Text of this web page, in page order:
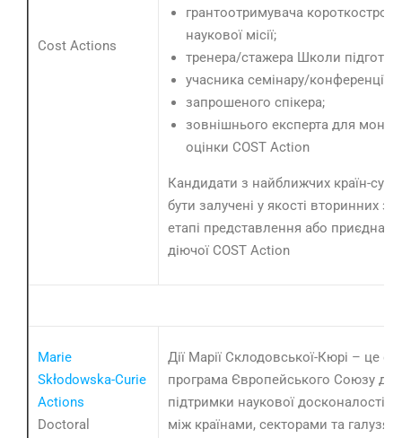
Cost Actions
грантоотримувача
наукової місії;
тренера/стажера Школи
учасника семінару/конференції;
запрошеного спікера;
зовнішнього експерта для
оцінки COST Action
Кандидати з найближчих країн-
бути залучені у якості вторинних
етапі представлення або
діючої COST Action
Marie
Skłodowska-Curie
Actions
Doctoral
Дії Марії Склодовської-Кюрі – це
програма Європейського Союзу для
підтримки наукової досконалості
між країнами, секторами та